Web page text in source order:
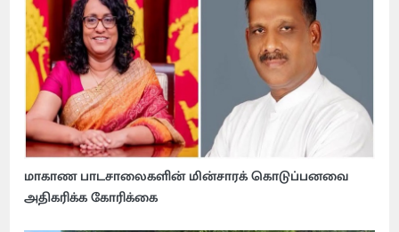
மாகாண பாடசாலைகளின் மின்சாரக் கொடுப்பனவை
அதிகரிக்க கோரிக்கை